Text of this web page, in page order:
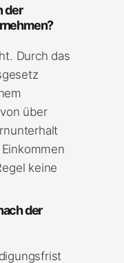
der
Durch das
über
keine
der